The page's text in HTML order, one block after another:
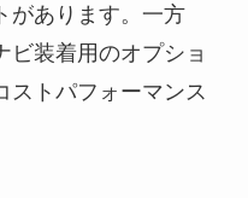
があります。一方
ビ装着用のオプショ
ストパフォーマンス